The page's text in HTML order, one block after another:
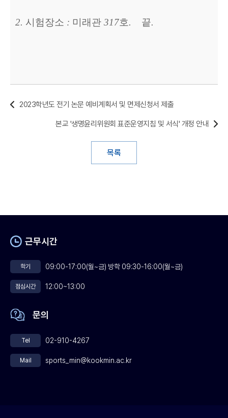
2. 시험장소 : 미래관 317호. 끝.
2023학년도 전기 논문 예비계획서 및 면제신청서 제출
목록
본교 '생명윤리위원회 표준운영지침 및 서식' 개정 안내
근무시간
학기 09:00-17:00(월~금) 방학 09:30-16:00(월~금)
점심시간 12:00~13:00
문의
Tel 02-910-4267
Mail sports_min@kookmin.ac.kr